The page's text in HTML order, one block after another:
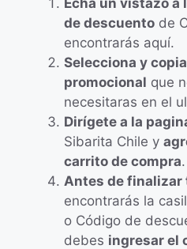
de descuento de
encontrarás aquí.
Selecciona y
promocional que
necesitaras en el
Dirígete a la
Sibarita Chile y
carrito de compra.
Antes de finalizar
encontrarás la
o Código de
debes ingresar el